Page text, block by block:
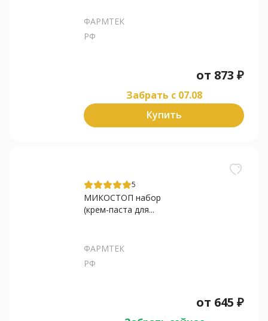
ФАРМТЕК
РФ
от 873 ₽
Забрать c 07.08
Купить
5
МИКОСТОП набор
(крем-паста для...
ФАРМТЕК
РФ
от 645 ₽